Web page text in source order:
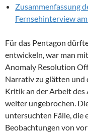
Zusammenfassung
Fernsehinterview
Für das Pentagon
entwickeln, war man
Anomaly Resolution
Narrativ zu glätten und
Kritik an der Arbeit
weiter ungebrochen.
untersuchten Fälle, die
Beobachtungen von